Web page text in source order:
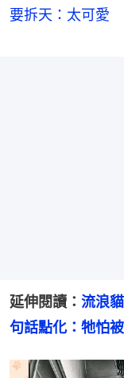
要拆天：太可愛
延伸閱讀： 流浪
句話點化：牠怕